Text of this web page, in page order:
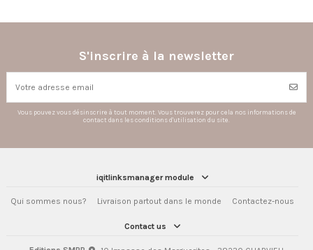
S'inscrire à la newsletter
Vous pouvez vous désinscrire à tout moment. Vous trouverez pour cela nos informations de
contact dans les conditions d'utilisation du site.
iqitlinksmanager module
Qui sommes nous? Livraison partout dans le monde Contactez-nous
Contact us